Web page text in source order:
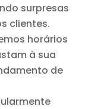
surpresas
clientes.
horários
à sua
de